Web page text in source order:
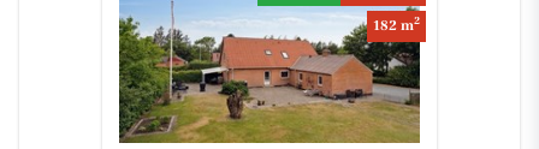
182 m2